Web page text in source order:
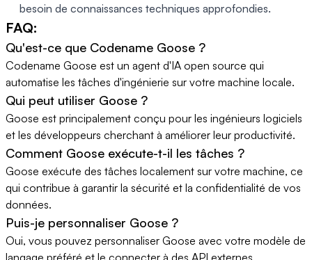
besoin de connaissances techniques approfondies.
FAQ:
Qu'est-ce que Codename Goose ?
Codename Goose est un agent d'IA open source qui
automatise les tâches d'ingénierie sur votre machine locale.
Qui peut utiliser Goose ?
Goose est principalement conçu pour les ingénieurs logiciels
et les développeurs cherchant à améliorer leur productivité.
Comment Goose exécute-t-il les tâches ?
Goose exécute des tâches localement sur votre machine, ce
qui contribue à garantir la sécurité et la confidentialité de vos
données.
Puis-je personnaliser Goose ?
Oui, vous pouvez personnaliser Goose avec votre modèle de
langage préféré et le connecter à des API externes.